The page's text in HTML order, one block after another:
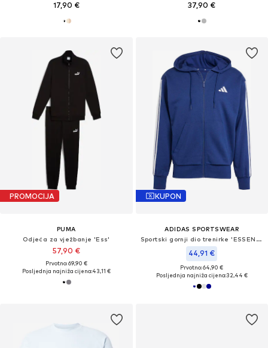
17,90 € 37,90 €
PROMOCIJA
PUMA
Odjeća za vježbanje 'Ess'
57,90 €
Prvotno: 69,90 €
Posljednja najniža cijena:43,11 €
KUPON
ADIDAS SPORTSWEAR
Sportski gornji dio trenirke 'ESSENTIALS'
44,91 €
Prvotno: 64,90 €
Posljednja najniža cijena:32,44 €